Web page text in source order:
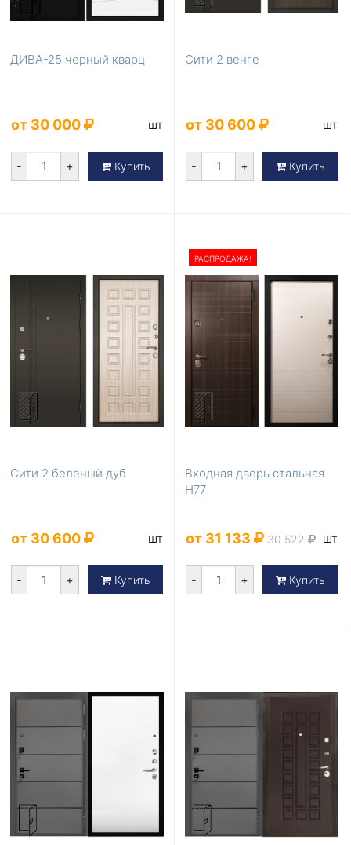
ДИВА-25 черный кварц
от 30 000 шт
- + Купить
Сити 2 венге
от 30 600 шт
- + Купить
Сити 2 беленый дуб
от 30 600 шт
- + Купить
РАСПРОДАЖА!
Входная дверь стальная
H77
от 31 133 30 522 шт
- + Купить